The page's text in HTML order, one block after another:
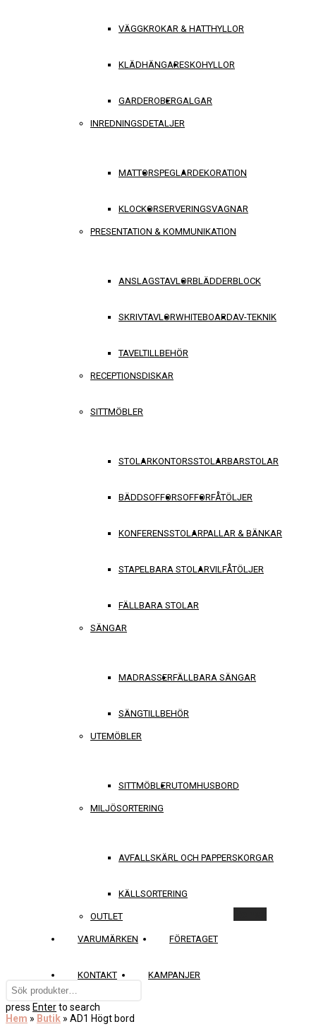
VÄGGKROKAR & HATTHYLLOR
KLÄDHÄNGARESKOHYLLOR
GARDEROBERGALGAR
INREDNINGSDETALJER
MATTORSPEGLARDEKORATION
KLOCKORSERVERINGSVAGNAR
PRESENTATION & KOMMUNIKATION
ANSLAGSTAVLORBLÄDDERBLOCK
SKRIVTAVLORWHITEBOARDAV-TEKNIK
TAVELTILLBEHÖR
RECEPTIONSDISKAR
SITTMÖBLER
STOLARKONTORSSTOLARBARSTOLAR
BÄDDSOFFORSOFFORFÅTÖLJER
KONFERENSSTOLARPALLAR & BÄNKAR
STAPELBARA STOLARVILFÅTÖLJER
FÄLLBARA STOLAR
SÄNGAR
MADRASSERFÄLLBARA SÄNGAR
SÄNGTILLBEHÖR
UTEMÖBLER
SITTMÖBLERUTOMHUSBORD
MILJÖSORTERING
AVFALLSKÄRL OCH PAPPERSKORGAR
KÄLLSORTERING
OUTLET
VARUMÄRKEN FÖRETAGET
KONTAKT KAMPANJER
press Enterto search
Hem » Butik » AD1 Högt bord